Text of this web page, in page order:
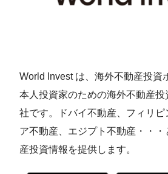
World Invest は、海外不動産投資
本人投資家のための海外不動産
社です。ドバイ不動産、フィリ
ア不動産、エジプト不動産・・
産投資情報を提供します。